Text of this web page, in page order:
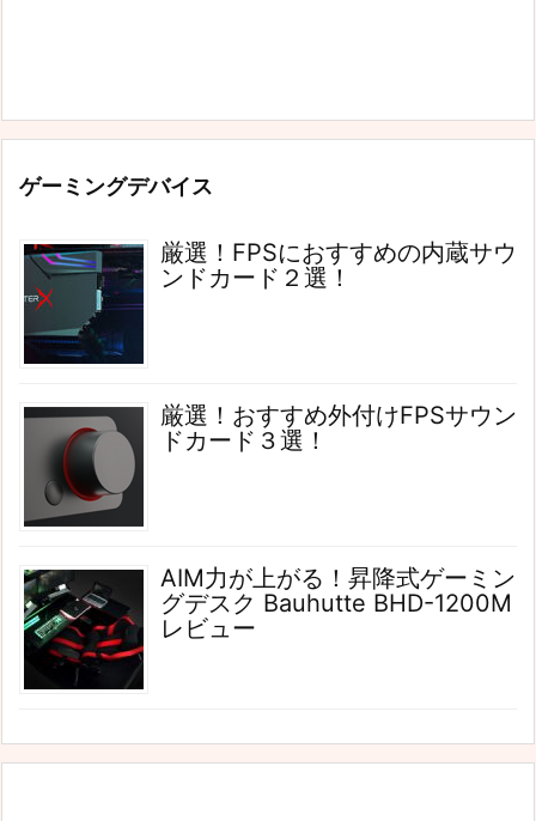
ゲーミングデバイス
厳選！FPSにおすすめの内蔵サウ
ンドカード２選！
厳選！おすすめ外付けFPSサウン
ドカード３選！
AIM力が上がる！昇降式ゲーミン
グデスク Bauhutte BHD-1200M
レビュー